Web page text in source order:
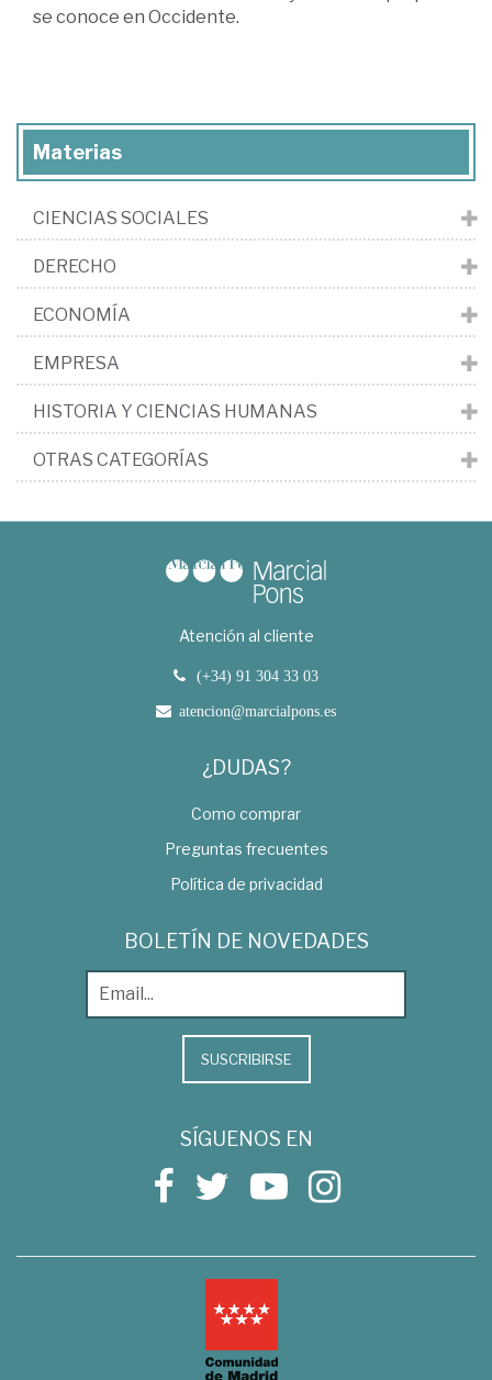
se conoce en Occidente.
Materias
CIENCIAS SOCIALES
DERECHO
ECONOMÍA
EMPRESA
HISTORIA Y CIENCIAS HUMANAS
OTRAS CATEGORÍAS
Atención al cliente
(+34) 91 304 33 03
atencion@marcialpons.es
¿DUDAS?
Como comprar
Preguntas frecuentes
Política de privacidad
BOLETÍN DE NOVEDADES
SUSCRIBIRSE
SÍGUENOS EN